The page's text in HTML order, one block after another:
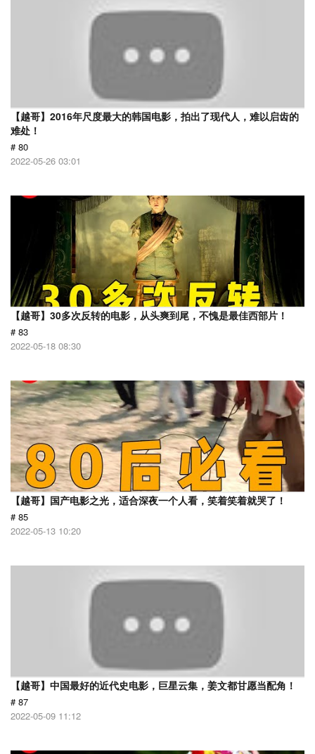
【越哥】2016年尺度最大的韩国电影，拍出了现代人，难以启齿的
难处！
# 80
2022-05-26 03:01
【越哥】30多次反转的电影，从头爽到尾，不愧是最佳西部片！
# 83
2022-05-18 08:30
【越哥】国产电影之光，适合深夜一个人看，笑着笑着就哭了！
# 85
2022-05-13 10:20
【越哥】中国最好的近代史电影，巨星云集，姜文都甘愿当配角！
# 87
2022-05-09 11:12